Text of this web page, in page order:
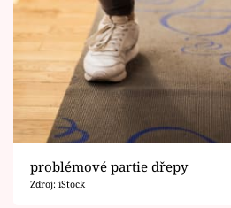
problémové partie dřepy
Zdroj: iStock